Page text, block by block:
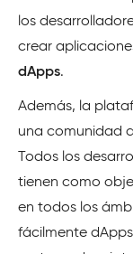
los
crear
dApps.
Además, la
una comunidad
Todos los
tienen como
en todos los
fácilmente